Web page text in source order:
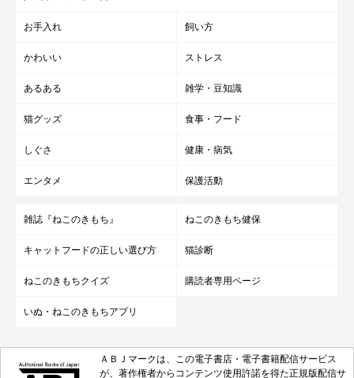
お手入れ 飼い方
かわいい ストレス
あるある 雑学・豆知識
猫グッズ 食事・フード
しぐさ 健康・病気
エンタメ 保護活動
雑誌『ねこのきもち』 ねこのきもち健保
キャットフードの正しい選び方 猫診断
ねこのきもちクイズ 購読者専用ページ
いぬ・ねこのきもちアプリ
ＡＢＪマークは、この電子書店・電子書籍配信サービス
が、著作権者からコンテンツ使用許諾を得た正規版配信サ